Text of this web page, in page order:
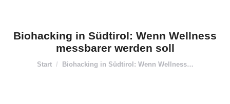
Biohacking in Südtirol: Wenn Wellness
messbarer werden soll
Sie befinden sich hier:
Start Biohacking in Südtirol: Wenn Wellness…